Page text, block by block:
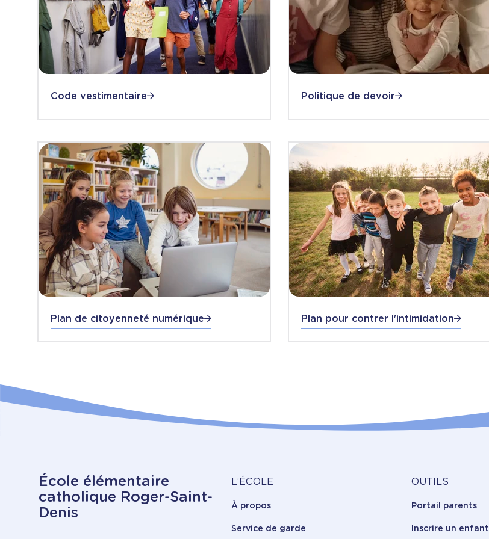
Code vestimentaire Politique de devoir
Plan de citoyenneté numérique Plan pour contrer l'intimidation
École élémentaire
catholique Roger-Saint-
Denis
À
propos
L’ÉCOLE
À propos
Service de garde
Outils
OUTILS
Portail parents
Inscrire un enfant